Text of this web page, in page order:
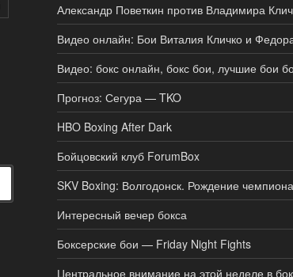
Александр Поветкин против Владимира
Видео онлайн: Бои Виталия Кличко и
Видео: бокс онлайн, бокс бои, лучшие бои
Прогноз: Сегура — TKO
HBO Boxing After Dark
Бойцовский клуб ForumBox
SKV Boxing: Волгодонск. Рождение чемпиона
Интересный вечер бокса
Боксерские бои — Friday Night Fights
Центральное внимание на этой неделе в